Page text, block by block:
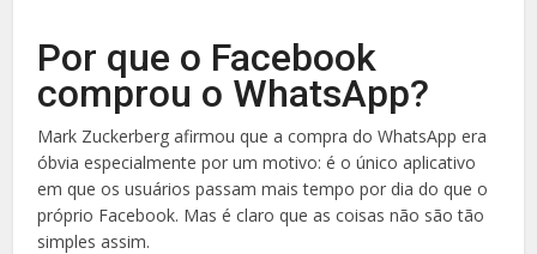
Por que o Facebook
comprou o WhatsApp?
Mark Zuckerberg afirmou que a compra do WhatsApp era
óbvia especialmente por um motivo: é o único aplicativo
em que os usuários passam mais tempo por dia do que o
próprio Facebook. Mas é claro que as coisas não são tão
simples assim.